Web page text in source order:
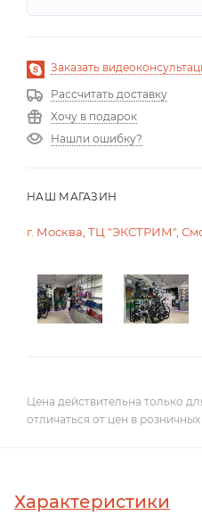
Заказать
Рассчитать доставку
Хочу в подарок
Нашли ошибку?
НАШ МАГАЗИН
г. Москва, ТЦ "ЭКСТРИМ",
Цена действительна только
отличаться от цен в
Характеристики